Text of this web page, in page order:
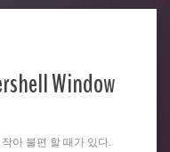
Window
아 불편 할 때가 있다.